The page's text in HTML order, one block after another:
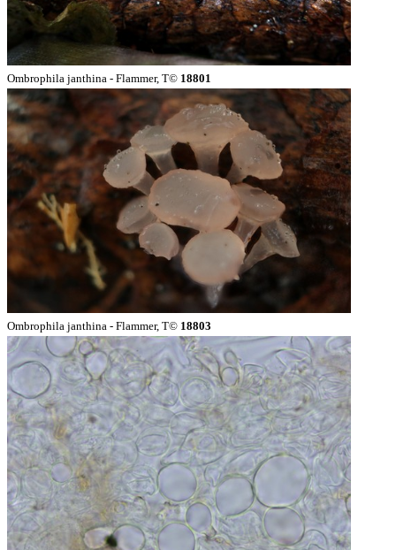
Ombrophila janthina - Flammer, T© 18801
Ombrophila janthina - Flammer, T© 18803